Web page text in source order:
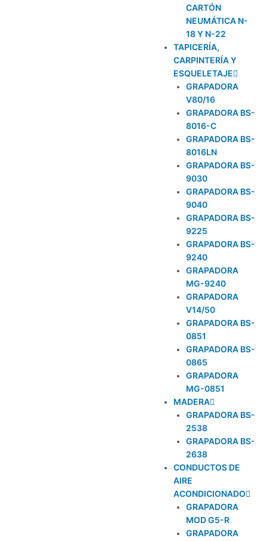
CARTÓN
NEUMÁTICA N-
18 Y N-22
TAPICERÍA,
CARPINTERÍA Y
ESQUELETAJE
GRAPADORA
V80/16
GRAPADORA BS-
8016-C
GRAPADORA BS-
8016LN
GRAPADORA BS-
9030
GRAPADORA BS-
9040
GRAPADORA BS-
9225
GRAPADORA BS-
9240
GRAPADORA
MG-9240
GRAPADORA
V14/50
GRAPADORA BS-
0851
GRAPADORA BS-
0865
GRAPADORA
MG-0851
MADERA
GRAPADORA BS-
2538
GRAPADORA BS-
2638
CONDUCTOS DE
AIRE
ACONDICIONADO
GRAPADORA
MOD G5-R
GRAPADORA